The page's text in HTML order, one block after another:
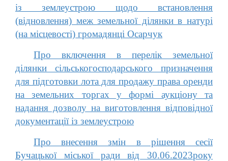
із землеустрою щодо встановлення
(відновлення) меж земельної ділянки в натурі
(на місцевості) громадянці Осарчук
Про включення в перелік земельної
ділянки сільськогосподарського призначення
для підготовки лота для продажу права оренди
на земельних торгах у формі аукціону та
надання дозволу на виготовлення відповідної
документації із землеустрою
Про внесення змін в рішення сесії
Бучацької міської ради від 30.06.2023року